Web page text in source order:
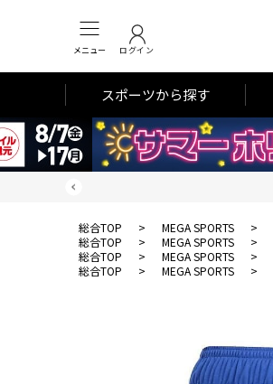
メニュー ログイン
スポーツから探す
総合TOP > MEGA SPORTS >
総合TOP
> MEGA SPORTS >
総合TOP
> MEGA SPORTS >
総合TOP
> MEGA SPORTS >